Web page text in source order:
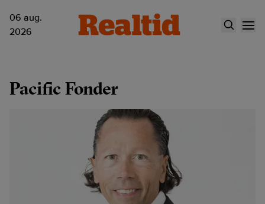
06 aug.
2026
Pacific Fonder